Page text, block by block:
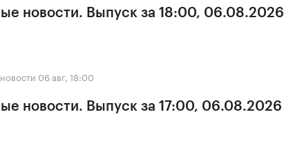
новости. Выпуск за 18:00, 06.08.2026
06 авг, 18:00
новости. Выпуск за 17:00, 06.08.2026